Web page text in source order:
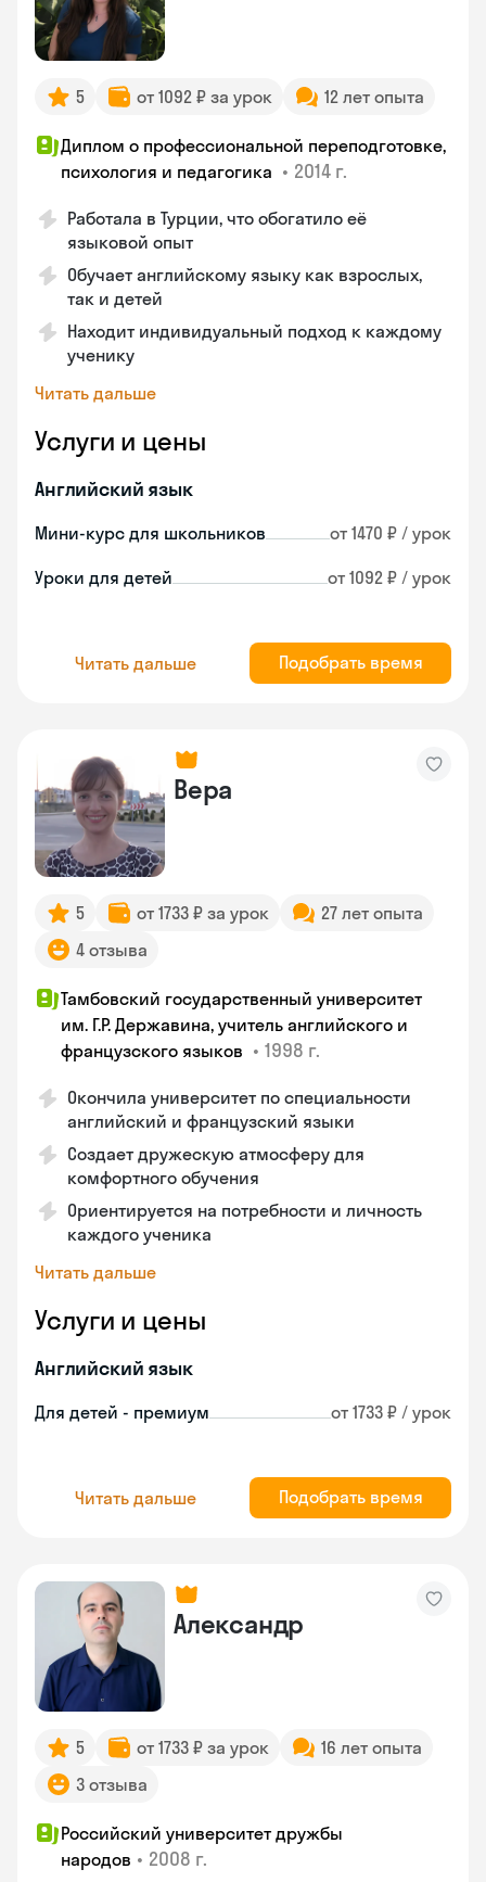
5 от 1092 ₽ за урок 12 лет опыта
Диплом о профессиональной переподготовке,
психология и педагогика • 2014 г.
Работала в Турции, что обогатило её
языковой опыт
Обучает английскому языку как взрослых,
так и детей
Находит индивидуальный подход к каждому
ученику
Читать дальше
Услуги и цены
Английский язык
Мини-курс для школьников от 1470 ₽ / урок
Уроки для детей от 1092 ₽ / урок
Читать дальше Подобрать время
Вера
5 от 1733 ₽ за урок
27 лет опыта
4 отзыва
Тамбовский государственный университет
им. Г.Р. Державина, учитель английского и
французского языков • 1998 г.
Окончила университет по специальности
английский и французский языки
Создает дружескую атмосферу для
комфортного обучения
Ориентируется на потребности и личность
каждого ученика
Читать дальше
Услуги и цены
Английский язык
Для детей - премиум от 1733 ₽ / урок
Читать дальше Подобрать время
Александр
5 от 1733 ₽ за урок
16 лет опыта
3 отзыва
Российский университет дружбы
народов • 2008 г.